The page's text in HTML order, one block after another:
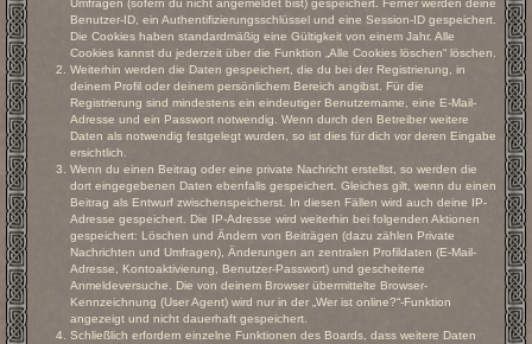
Umfragen (sofern du nicht angemeldet bist) gespeichert. Ferner werden deine
Benutzer-ID, ein Authentifizierungsschlüssel und eine Session-ID gespeichert.
Die Cookies haben standardmäßig eine Gültigkeit von einem Jahr. Alle
Cookies kannst du jederzeit über die Funktion „Alle Cookies löschen“ löschen.
Weiterhin werden die Daten gespeichert, die du bei der Registrierung, in
deinem Profil oder deinem persönlichem Bereich angibst. Für die
Registrierung sind mindestens ein eindeutiger Benutzername, eine E-Mail-
Adresse und ein Passwort notwendig. Wenn durch den Betreiber weitere
Daten als notwendig festgelegt wurden, so ist dies für dich vor deren Eingabe
ersichtlich.
Wenn du einen Beitrag oder eine private Nachricht erstellst, so werden die
dort eingegebenen Daten ebenfalls gespeichert. Gleiches gilt, wenn du einen
Beitrag als Entwurf zwischenspeicherst. In diesen Fällen wird auch deine IP-
Adresse gespeichert. Die IP-Adresse wird weiterhin bei folgenden Aktionen
gespeichert: Löschen und Ändern von Beiträgen (dazu zählen Private
Nachrichten und Umfragen), Änderungen an zentralen Profildaten (E-Mail-
Adresse, Kontoaktivierung, Benutzer-Passwort) und gescheiterte
Anmeldeversuche. Die von deinem Browser übermittelte Browser-
Kennzeichnung (User Agent) wird nur in der „Wer ist online?“-Funktion
angezeigt und nicht dauerhaft gespeichert.
Schließlich erfordern einzelne Funktionen des Boards, dass weitere Daten